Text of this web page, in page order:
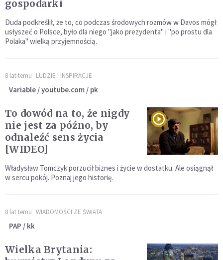
gospodarki
Duda podkreślił, że to, co podczas środowych rozmów w Davos mógł
usłyszeć o Polsce, było dla niego "jako prezydenta" i "po prostu dla
Polaka" wielką przyjemnością.
8 lat temu LUDZIE I INSPIRACJE
Variable / youtube.com / pk
To dowód na to, że nigdy
nie jest za późno, by
odnaleźć sens życia
[WIDEO]
Władysław Tomczyk porzucił biznes i życie w dostatku. Ale osiągnął
w sercu pokój. Poznaj jego historię.
8 lat temu WIADOMOŚCI ZE ŚWIATA
PAP / kk
Wielka Brytania: